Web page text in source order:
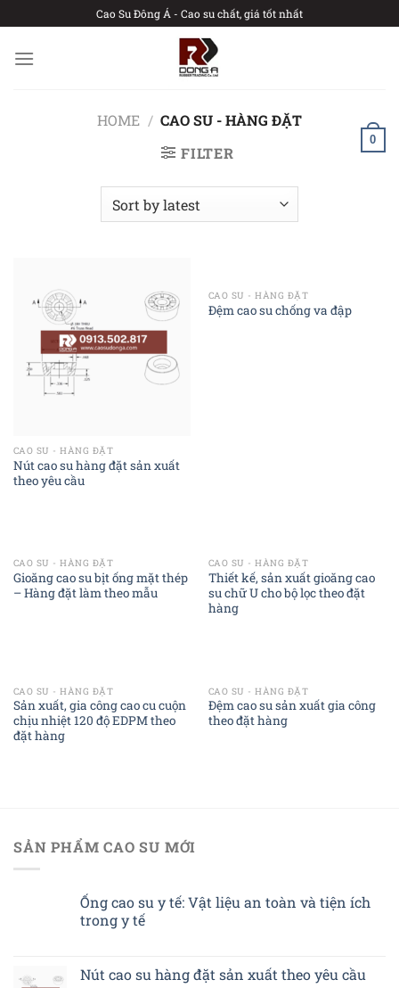
đến
nội
Cao Su Đông Á - Cao su chất, giá tốt nhất
0
HOME / CAO SU - HÀNG ĐẶT
FILTER
CAO SU - HÀNG ĐẶT
Nút cao su hàng đặt sản xuất
theo yêu cầu
CAO SU - HÀNG ĐẶT
Đệm cao su chống va đập
CAO SU - HÀNG ĐẶT
Gioăng cao su bịt ống mặt thép
– Hàng đặt làm theo mẫu
CAO SU - HÀNG ĐẶT
Thiết kế, sản xuất gioăng cao
su chữ U cho bộ lọc theo đặt
hàng
CAO SU - HÀNG ĐẶT
Sản xuất, gia công cao cu cuộn
chịu nhiệt 120 độ EDPM theo
đặt hàng
CAO SU - HÀNG ĐẶT
Đệm cao su sản xuất gia công
theo đặt hàng
SẢN PHẨM CAO SU MỚI
Ống cao su y tế: Vật liệu an toàn và tiện ích
trong y tế
Nút cao su hàng đặt sản xuất theo yêu cầu